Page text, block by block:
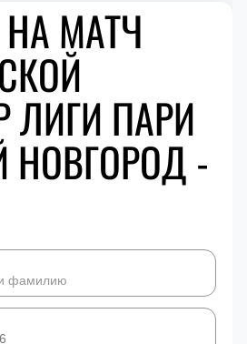
МАТЧ
ЛИГИ ПАРИ
-